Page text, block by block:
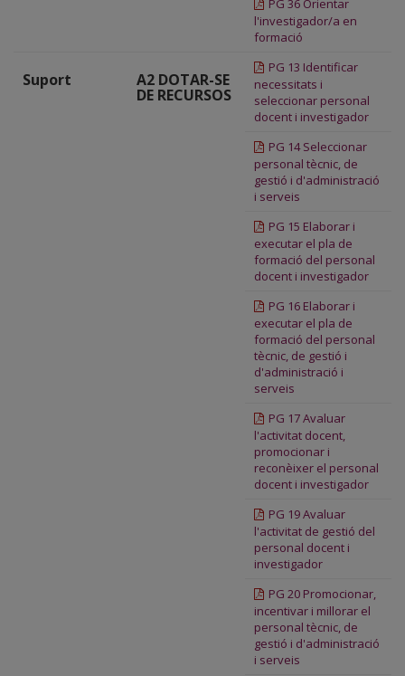
l'investigador/a en
formació
Suport A2 DOTAR-SE
DE RECURSOS
PG 13 Identificar
necessitats i
seleccionar personal
docent i investigador
PG 14 Seleccionar
personal tècnic, de
gestió i d'administració
i serveis
PG 15 Elaborar i
executar el pla de
formació del personal
docent i investigador
PG 16 Elaborar i
executar el pla de
formació del personal
tècnic, de gestió i
d'administració i
serveis
PG 17 Avaluar
l'activitat docent,
promocionar i
reconèixer el personal
docent i investigador
PG 19 Avaluar
l'activitat de gestió del
personal docent i
investigador
PG 20 Promocionar,
incentivar i millorar el
personal tècnic, de
gestió i d'administració
i serveis